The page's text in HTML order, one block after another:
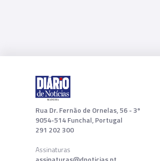
Rua Dr. Fernão de Ornelas, 56 - 3º
9054-514 Funchal, Portugal
291 202 300
Assinaturas